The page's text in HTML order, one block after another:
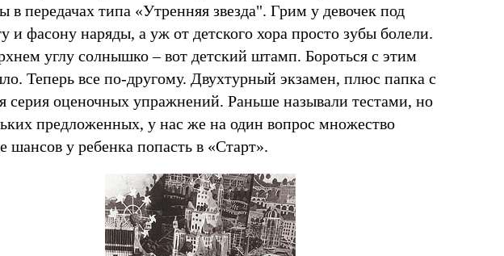
в передачах типа «Утренняя звезда". Грим у девочек под
фасону наряды, а уж от детского хора просто зубы болели.
углу солнышко – вот детский штамп. Бороться с этим
Теперь все по-другому. Двухтурный экзамен, плюс папка с
серия оценочных упражнений. Раньше называли тестами, но
предложенных, у нас же на один вопрос множество
шансов у ребенка попасть в «Старт».